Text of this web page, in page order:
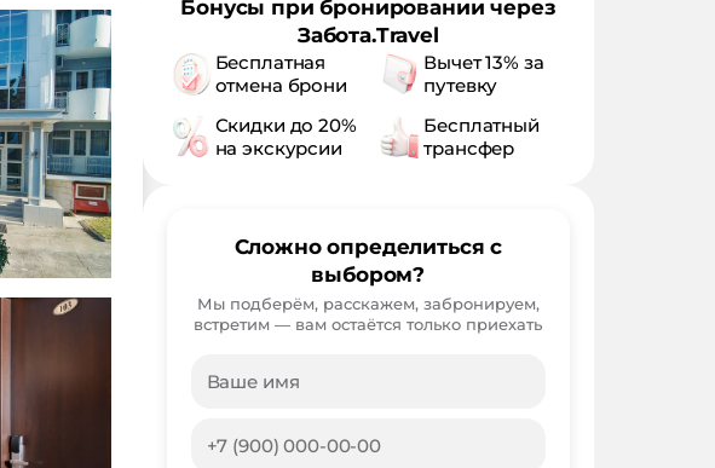
Бонусы при бронировании через
Забота.Travel
Бесплатная
отмена брони
Вычет 13% за
путевку
Скидки до 20%
на экскурсии
Бесплатный
трансфер
Сложно определиться с
выбором?
Мы подберём, расскажем, забронируем,
встретим — вам остаётся только приехать